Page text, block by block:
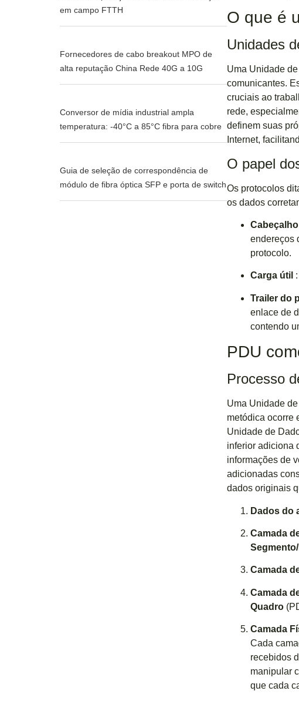
em campo FTTH
Fornecedores de cabo breakout MPO de
alta reputação China Rede 40G a 10G
Conversor de mídia industrial ampla
temperatura: -40°C a 85°C fibra para cobre
Guia de seleção de correspondência de
módulo de fibra óptica SFP e porta de switch
O que é
Unidades
Uma Unidade
comunicantes.
cruciais ao
rede,
definem suas
Internet,
O papel
Os protocolos
os dados
endereços
protocolo.
Carga útil
Trailer do
enlace de
contendo
PDU
Processo
Uma Unidade
metódica ocorre
Unidade de
inferior adiciona
informações de
adicionadas
dados originais
Dados do
Camada
Camada
Camada
Quadro
Camada
Cada
recebidos
manipular
que cada